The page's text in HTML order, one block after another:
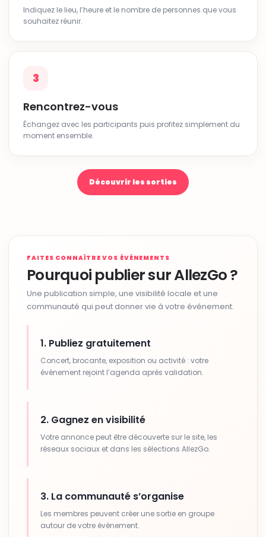
Indiquez le lieu, l’heure et le nombre de personnes que vous
souhaitez réunir.
3
Rencontrez-vous
Échangez avec les participants puis profitez simplement du
moment ensemble.
Découvrir les sorties
FAITES CONNAÎTRE VOS ÉVÉNEMENTS
Pourquoi publier sur AllezGo ?
Une publication simple, une visibilité locale et une
communauté qui peut donner vie à votre événement.
1. Publiez gratuitement
Concert, brocante, exposition ou activité : votre
événement rejoint l’agenda après validation.
2. Gagnez en visibilité
Votre annonce peut être découverte sur le site, les
réseaux sociaux et dans les sélections AllezGo.
3. La communauté s’organise
Les membres peuvent créer une sortie en groupe
autour de votre événement.